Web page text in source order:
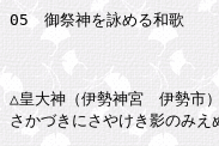
05　御祭神を詠める和歌
参考：吉川
△皇大神（伊勢神宮　伊勢市）
さかづきにさやけき影のみ
（後拾